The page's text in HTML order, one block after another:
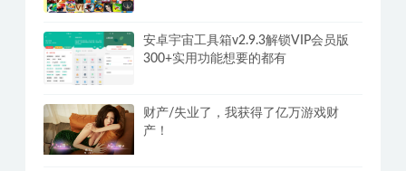
安卓宇宙工具箱v2.9.3解锁VIP会员版
300+实用功能想要的都有
财产/失业了，我获得了亿万游戏财
产！